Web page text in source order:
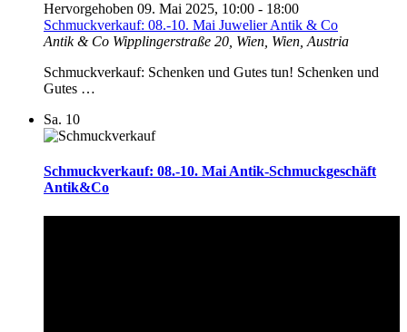
Hervorgehoben 09. Mai 2025, 10:00 - 18:00
Schmuckverkauf: 08.-10. Mai Juwelier Antik & Co
Antik & Co Wipplingerstraße 20, Wien, Wien, Austria
Schmuckverkauf: Schenken und Gutes tun! Schenken und
Gutes …
Sa. 10
Schmuckverkauf: 08.-10. Mai Antik-Schmuckgeschäft
Antik&Co